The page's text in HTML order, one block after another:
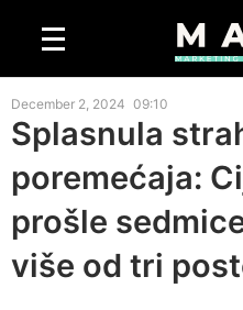
December 2, 2024 09:10
Splasnula
poremećaja:
prošle
više od tri